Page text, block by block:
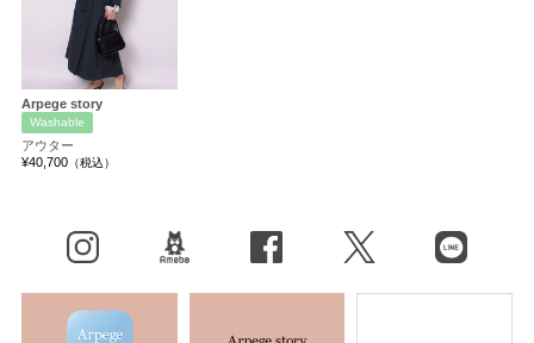
Arpege story
Washable
アウター
¥40,700（税込）
X（旧Twitter） LINE